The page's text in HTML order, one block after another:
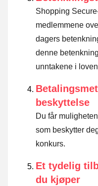
Shopping
medlemmene
dagers
denne
unntakene i loven
beskyttelse
Du får
som beskytter
konkurs.
Et tydelig
du kjøper